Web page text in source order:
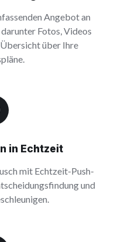
Angebot an
Fotos, Videos
über Ihre
in Echtzeit
mit Echtzeit-Push-
und